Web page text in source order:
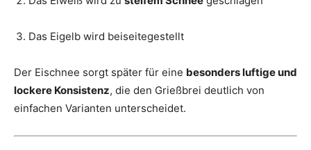
Das Eigelb wird beiseitegestellt
Der Eischnee sorgt später für eine besonders luftige und
lockere Konsistenz, die den Grießbrei deutlich von
einfachen Varianten unterscheidet.